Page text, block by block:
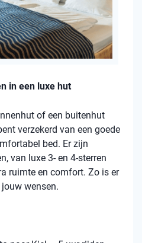
in een luxe hut
of een buitenhut
verzekerd van een goede
bed. Er zijn
van luxe 3- en 4-sterren
ruimte en comfort. Zo is er
wensen.